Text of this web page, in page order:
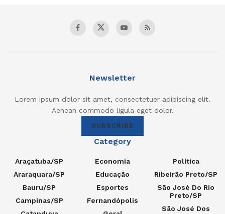
Newsletter
Lorem ipsum dolor sit amet, consectetuer adipiscing elit.
Aenean commodo ligula eget dolor.
SUBSCRIBE
Category
Araçatuba/SP
Araraquara/SP
Bauru/SP
Campinas/SP
Economia
Educação
Esportes
Fernandópolis
Política
Ribeirão Preto/SP
São José Do Rio
Preto/SP
São José Dos